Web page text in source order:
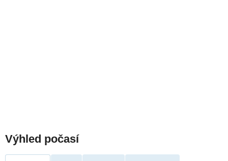
Výhled počasí